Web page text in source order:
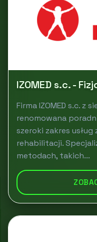
IZOMED s.c. -
Firma IZOMED s.c. z
renomowana
szeroki zakres
rehabilitacji.
metodach, takich...